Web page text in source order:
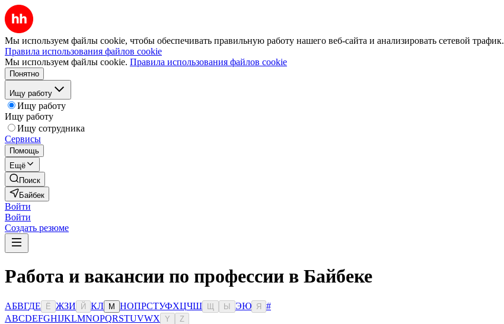
Мы используем файлы cookie, чтобы обеспечивать правильную работу нашего веб-сайта и анализировать сетевой трафик.
Правила использования файлов cookie
Мы используем файлы cookie. Правила использования файлов cookie
Понятно
Ищу работу
Ищу работу
Ищу работу
Ищу сотрудника
Сервисы
Помощь
Ещё
Поиск
Байбек
Войти
Войти
Создать резюме
Работа и вакансии по профессии в Байбеке
АБВГДЕ Ё ЖЗИ Й КЛ М НОПРСТУФХЦЧШ Ы ЭЮ Я
#
ABCDEFGHIJKLMNOPQRSTUVWX Y Z